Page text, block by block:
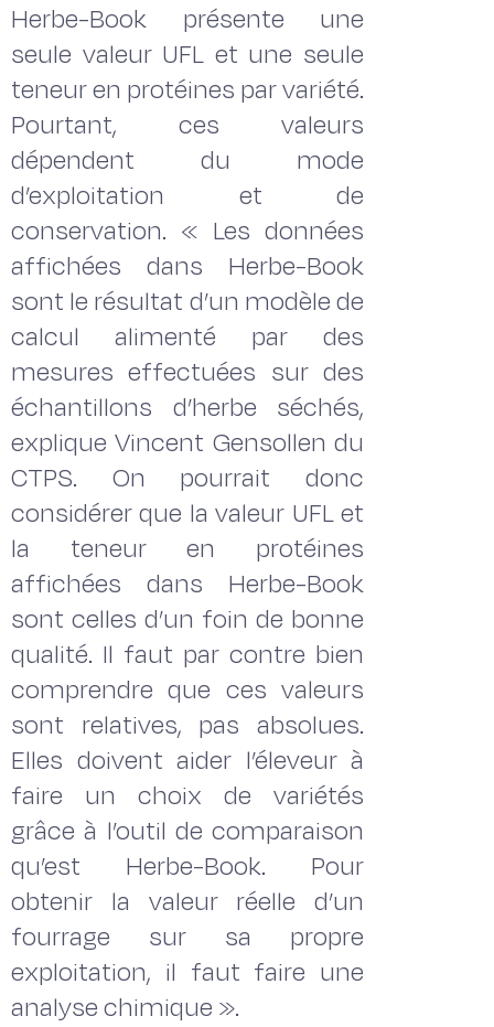
Herbe-Book présente une
seule valeur UFL et une seule
teneur en protéines par variété.
Pourtant, ces valeurs
dépendent du mode
d’exploitation et de
conservation. « Les données
affichées dans Herbe-Book
sont le résultat d’un modèle de
calcul alimenté par des
mesures effectuées sur des
échantillons d’herbe séchés,
explique Vincent Gensollen du
CTPS. On pourrait donc
considérer que la valeur UFL et
la teneur en protéines
affichées dans Herbe-Book
sont celles d’un foin de bonne
qualité. Il faut par contre bien
comprendre que ces valeurs
sont relatives, pas absolues.
Elles doivent aider l’éleveur à
faire un choix de variétés
grâce à l’outil de comparaison
qu’est Herbe-Book. Pour
obtenir la valeur réelle d’un
fourrage sur sa propre
exploitation, il faut faire une
analyse chimique ».